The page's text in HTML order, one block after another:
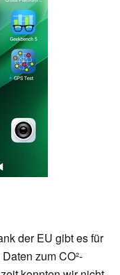
der EU gibt es für
zum CO²-